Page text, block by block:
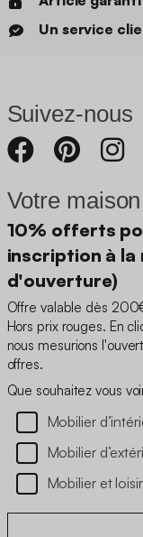
Un service
Suivez-nous
Votre
10% offerts
inscription à la
d'ouverture)
Offre valable dès
Hors prix rouges. En
nous mesurions
offres.
Que souhaitez vous
Mobilier
Mobilier
Mobilier et